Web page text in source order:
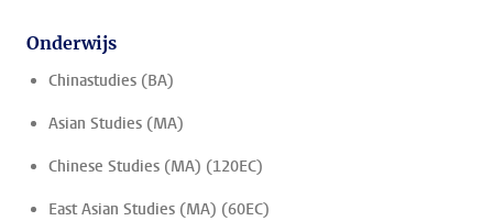
Onderwijs
Chinastudies (BA)
Asian Studies (MA)
Chinese Studies (MA) (120EC)
East Asian Studies (MA) (60EC)